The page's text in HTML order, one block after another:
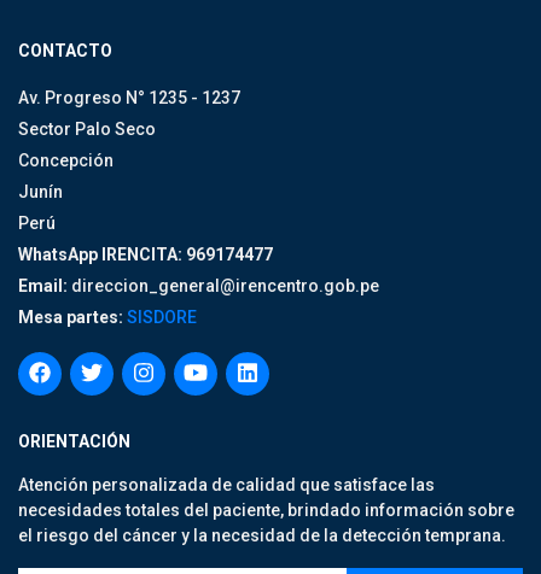
CONTACTO
Av. Progreso N° 1235 - 1237
Sector Palo Seco
Concepción
Junín
Perú
WhatsApp IRENCITA: 969174477
Email: direccion_general@irencentro.gob.pe
Mesa partes: SISDORE
ORIENTACIÓN
Atención personalizada de calidad que satisface las
necesidades totales del paciente, brindado información sobre
el riesgo del cáncer y la necesidad de la detección temprana.